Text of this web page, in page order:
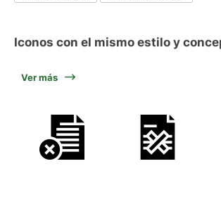
Iconos con el mismo estilo y
Ver más